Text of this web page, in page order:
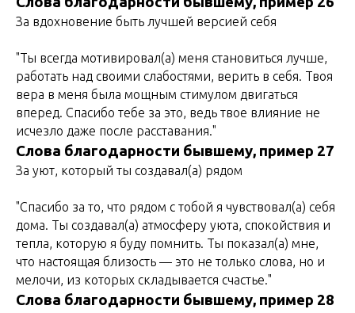
За вдохновение быть лучшей версией себя
"Ты всегда мотивировал(а) меня становиться лучше,
работать над своими слабостями, верить в себя. Твоя
вера в меня была мощным стимулом двигаться
вперед. Спасибо тебе за это, ведь твое влияние не
исчезло даже после расставания."
Слова благодарности бывшему, пример 27
За уют, который ты создавал(а) рядом
"Спасибо за то, что рядом с тобой я чувствовал(а) себя
дома. Ты создавал(а) атмосферу уюта, спокойствия и
тепла, которую я буду помнить. Ты показал(а) мне,
что настоящая близость — это не только слова, но и
мелочи, из которых складывается счастье."
Слова благодарности бывшему, пример 28